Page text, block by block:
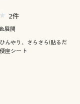
2件
展開
んやり、さらさら!貼るだ
座シート